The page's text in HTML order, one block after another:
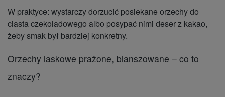
W praktyce: wystarczy dorzucić posiekane orzechy do
ciasta czekoladowego albo posypać nimi deser z kakao,
żeby smak był bardziej konkretny.
Orzechy laskowe prażone, blanszowane – co to
znaczy?